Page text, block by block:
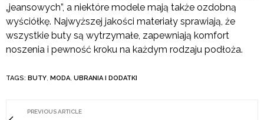
„jeansowych”, a niektóre modele mają także ozdobną
wyściółkę. Najwyższej jakości materiały sprawiają, że
wszystkie buty są wytrzymałe, zapewniają komfort
noszenia i pewność kroku na każdym rodzaju podłoża.
TAGS: BUTY, MODA, UBRANIA I DODATKI
PREVIOUS ARTICLE